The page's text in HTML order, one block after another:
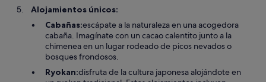
Alojamientos únicos:
Cabañas:escápate a la naturaleza en una acogedora
cabaña. Imagínate con un cacao calentito junto a la
chimenea en un lugar rodeado de picos nevados o
bosques frondosos.
Ryokan:disfruta de la cultura japonesa alojándote en